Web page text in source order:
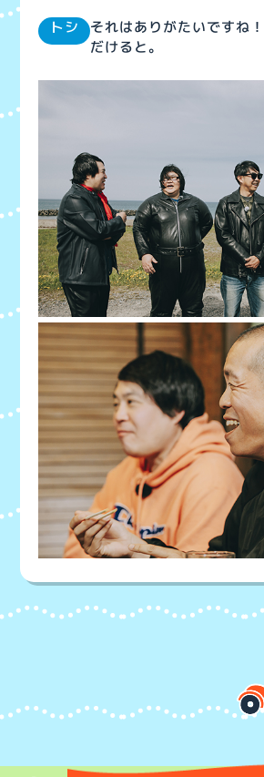
トシ それはありがたいですね
だけると。